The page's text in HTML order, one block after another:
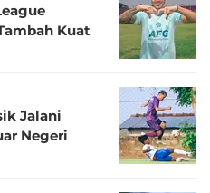
Kuat
Jalani
Negeri